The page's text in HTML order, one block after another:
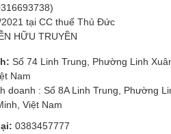
tại CC thuế Thủ Đức
HỮU TRUYỀN
Số 74 Linh Trung, Phường Linh
Nam
doanh : Số 8A Linh Trung, Phường
Việt Nam
0383457777